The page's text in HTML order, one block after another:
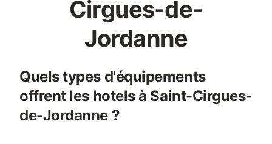
Cirgues-de-
Jordanne
Quels types d'équipements
offrent les hotels à Saint-Cirgues-
de-Jordanne ?